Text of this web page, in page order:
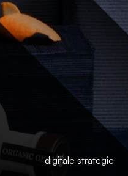
digitale strategie